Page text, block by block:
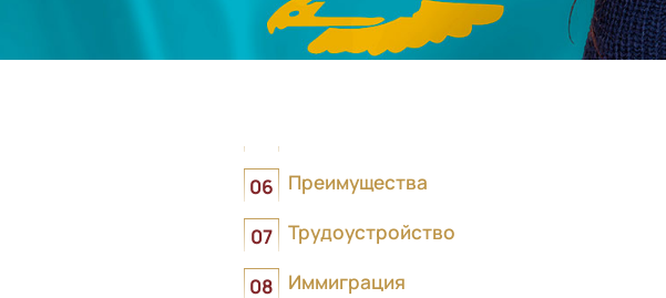
Преимущества
Трудоустройство
Иммиграция